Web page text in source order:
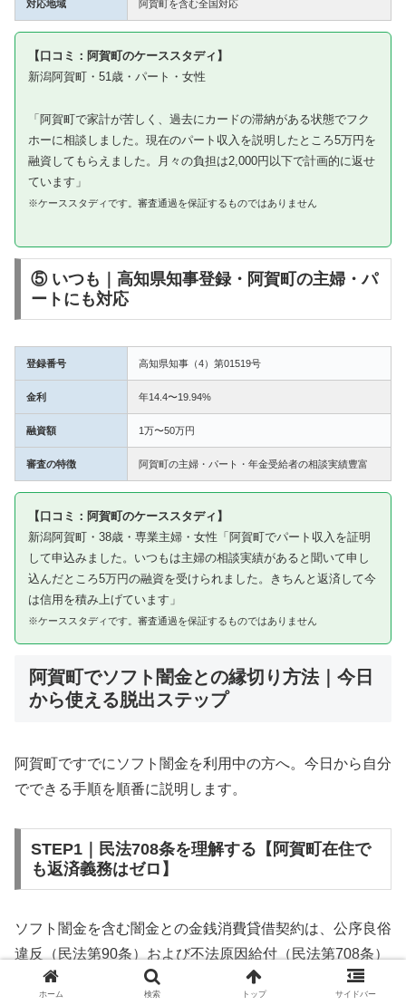
対応地域 阿賀町を含む全国対応
【口コミ：阿賀町のケーススタディ】
新潟阿賀町・51歳・パート・女性
「阿賀町で家計が苦しく、過去にカードの滞納がある状態でフク
ホーに相談しました。現在のパート収入を説明したところ5万円を
融資してもらえました。月々の負担は2,000円以下で計画的に返せ
ています」
※ケーススタディです。審査通過を保証するものではありません
⑤ いつも｜高知県知事登録・阿賀町の主婦・パ
ートにも対応
登録番号 高知県知事（4）第01519号
金利 年14.4〜19.94%
融資額 1万〜50万円
審査の特徴 阿賀町の主婦・パート・年金受給者の相談実績豊富
【口コミ：阿賀町のケーススタディ】
新潟阿賀町・38歳・専業主婦・女性「阿賀町でパート収入を証明
して申込みました。いつもは主婦の相談実績があると聞いて申し
込んだところ5万円の融資を受けられました。きちんと返済して今
は信用を積み上げています」
※ケーススタディです。審査通過を保証するものではありません
阿賀町でソフト闇金との縁切り方法｜今日
から使える脱出ステップ
阿賀町ですでにソフト闇金を利用中の方へ。今日から自分
でできる手順を順番に説明します。
STEP1｜民法708条を理解する【阿賀町在住で
も返済義務はゼロ】
ソフト闇金を含む闇金との金銭消費貸借契約は、公序良俗
違反（民法第90条）および不法原因給付（民法第708条）
に該当するため、法的には無効です。阿賀町在住であって
ホーム 検索 トップ サイドバー